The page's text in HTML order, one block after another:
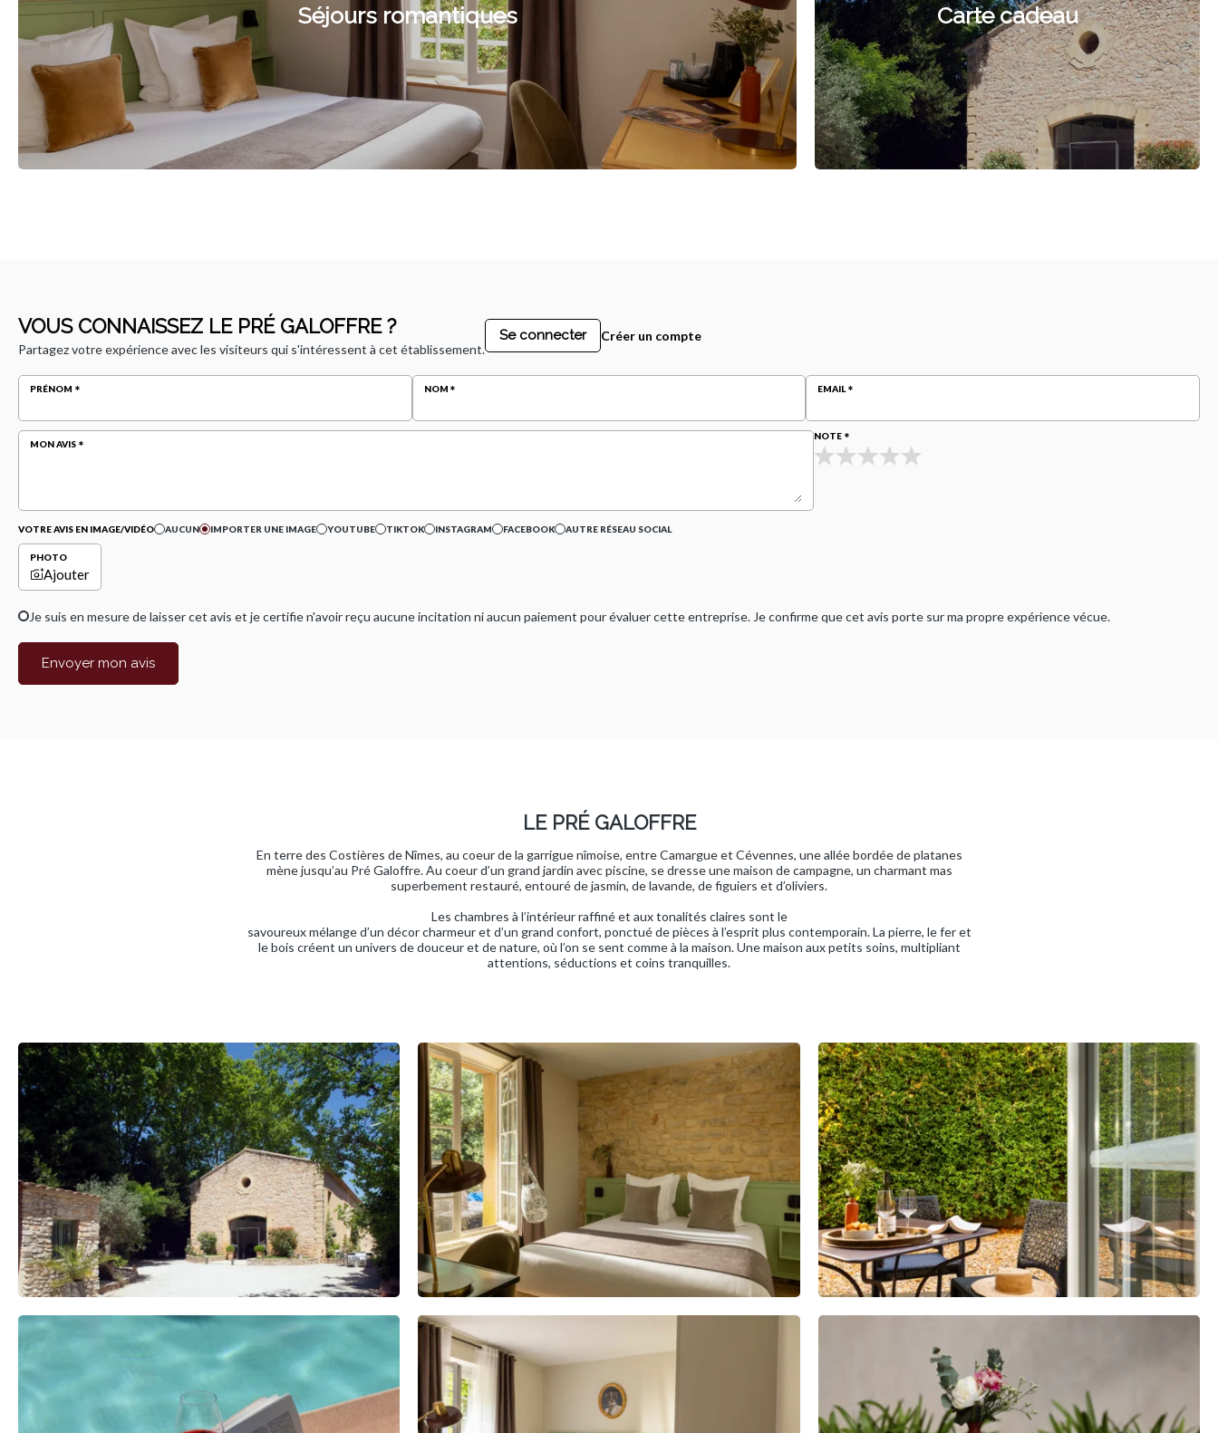
Séjours romantiques Carte cadeau
VOUS CONNAISSEZ LE PRÉ GALOFFRE ?
Partagez votre expérience avec les visiteurs qui s'intéressent à cet établissement.
Se connecter Créer un compte
PRÉNOM NOM EMAIL
MON AVIS
NOTE
VOTRE AVIS EN IMAGE/VIDÉO AUCUN IMPORTER UNE IMAGE YOUTUBE TIKTOK INSTAGRAM FACEBOOK AUTRE RÉSEAU SOCIAL
PHOTO
Ajouter
Je suis en mesure de laisser cet avis et je certifie n'avoir reçu aucune incitation ni aucun paiement pour évaluer cette entreprise. Je confirme que cet avis porte sur ma propre expérience vécue.
Envoyer mon avis
LE PRÉ GALOFFRE
En terre des Costières de Nîmes, au coeur de la garrigue nîmoise, entre Camargue et Cévennes, une allée bordée de platanes
mène jusqu’au Pré Galoffre. Au coeur d’un grand jardin avec piscine, se dresse une maison de campagne, un charmant mas
superbement restauré, entouré de jasmin, de lavande, de figuiers et d’oliviers.
Les chambres à l’intérieur raffiné et aux tonalités claires sont le
savoureux mélange d’un décor charmeur et d’un grand confort, ponctué de pièces à l’esprit plus contemporain. La pierre, le fer et
le bois créent un univers de douceur et de nature, où l’on se sent comme à la maison. Une maison aux petits soins, multipliant
attentions, séductions et coins tranquilles.